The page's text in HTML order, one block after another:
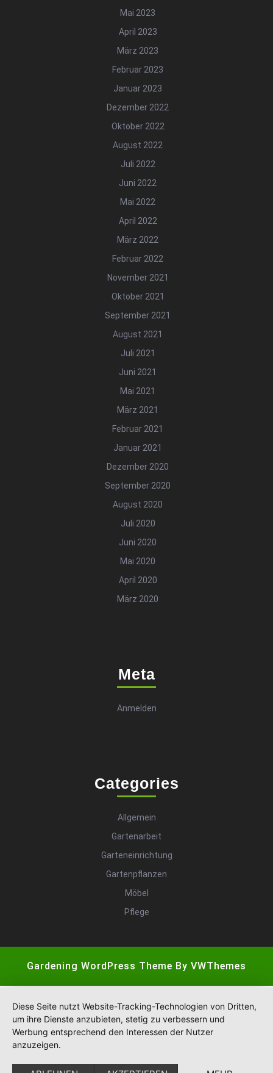
Mai 2023
April 2023
März 2023
Februar 2023
Januar 2023
Dezember 2022
Oktober 2022
August 2022
Juli 2022
Juni 2022
Mai 2022
April 2022
März 2022
Februar 2022
November 2021
Oktober 2021
September 2021
August 2021
Juli 2021
Juni 2021
Mai 2021
März 2021
Februar 2021
Januar 2021
Dezember 2020
September 2020
August 2020
Juli 2020
Juni 2020
Mai 2020
April 2020
März 2020
Meta
Anmelden
Categories
Allgemein
Gartenarbeit
Garteneinrichtung
Gartenpflanzen
Möbel
Pflege
Gardening WordPress Theme By VWThemes
Diese Seite nutzt Website-Tracking-Technologien von Dritten,
um ihre Dienste anzubieten, stetig zu verbessern und
Werbung entsprechend den Interessen der Nutzer
anzuzeigen.